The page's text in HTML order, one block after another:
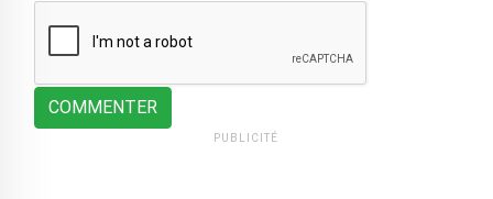
COMMENTER
PUBLICITÉ